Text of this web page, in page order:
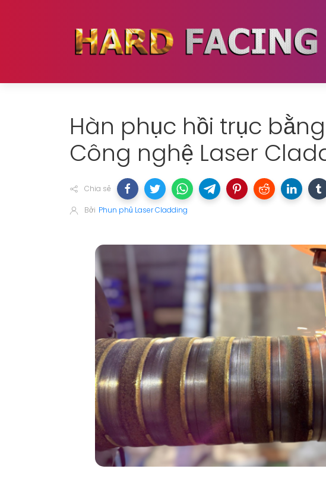
Hàn phục hồi trục
Công nghệ Laser
Chia sẻ
Bởi Phun phủ Laser Cladding